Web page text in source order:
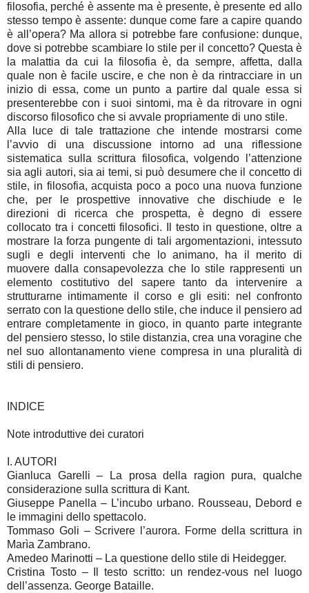
filosofia, perché è assente ma è presente, è presente ed allo
stesso tempo è assente: dunque come fare a capire quando
è all’opera? Ma allora si potrebbe fare confusione: dunque,
dove si potrebbe scambiare lo stile per il concetto? Questa è
la malattia da cui la filosofia è, da sempre, affetta, dalla
quale non è facile uscire, e che non è da rintracciare in un
inizio di essa, come un punto a partire dal quale essa si
presenterebbe con i suoi sintomi, ma è da ritrovare in ogni
discorso filosofico che si avvale propriamente di uno stile.
Alla luce di tale trattazione che intende mostrarsi come
l’avvio di una discussione intorno ad una riflessione
sistematica sulla scrittura filosofica, volgendo l’attenzione
sia agli autori, sia ai temi, si può desumere che il concetto di
stile, in filosofia, acquista poco a poco una nuova funzione
che, per le prospettive innovative che dischiude e le
direzioni di ricerca che prospetta, è degno di essere
collocato tra i concetti filosofici. Il testo in questione, oltre a
mostrare la forza pungente di tali argomentazioni, intessuto
sugli e degli interventi che lo animano, ha il merito di
muovere dalla consapevolezza che lo stile rappresenti un
elemento costitutivo del sapere tanto da intervenire a
strutturarne intimamente il corso e gli esiti: nel confronto
serrato con la questione dello stile, che induce il pensiero ad
entrare completamente in gioco, in quanto parte integrante
del pensiero stesso, lo stile distanzia, crea una voragine che
nel suo allontanamento viene compresa in una pluralità di
stili di pensiero.
INDICE
Note introduttive dei curatori
I. AUTORI
Gianluca Garelli – La prosa della ragion pura, qualche
considerazione sulla scrittura di Kant.
Giuseppe Panella – L’incubo urbano. Rousseau, Debord e
le immagini dello spettacolo.
Tommaso Goli – Scrivere l’aurora. Forme della scrittura in
Marìa Zambrano.
Amedeo Marinotti – La questione dello stile di Heidegger.
Cristina Tosto – Il testo scritto: un rendez-vous nel luogo
dell’assenza. George Bataille.